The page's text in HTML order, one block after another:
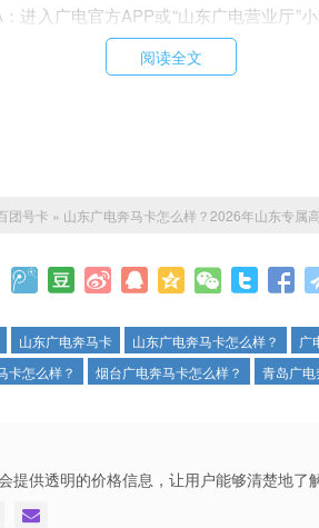
：进入广电官方APP或“山东广电营业厅”
线上注销，登录“中国广电APP”-“销户”即
奔马卡90G足够刷短视频、通勤看剧，
的首选流量卡。若你追求长期流量自由且
阅读全文
团号卡 » 山东广电奔马卡怎么样？2026年山东专属
山东广电奔马卡 山东广电奔马卡怎么样？ 广
卡怎么样？
烟台广电奔马卡怎么样？ 青岛广电
提供透明的价格信息，让用户能够清楚地了
各种优惠活动，不仅提高了用户的购买体验